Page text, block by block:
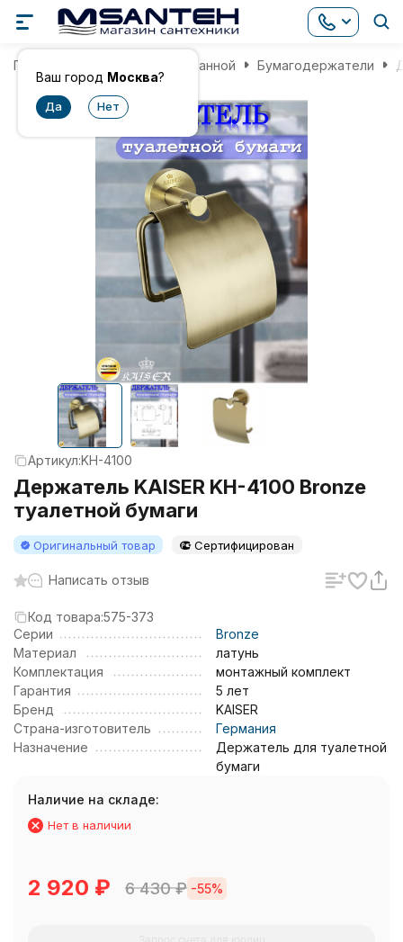
Ваш город Москва?
Главная Аксессуары для ванной Бумагодержатели
Артикул:KH-4100
Держатель KAISER KH-4100 Bronze
туалетной бумаги
Оригинальный товар Сертифицирован
Написать отзыв
Код товара:575-373
Серии
Bronze
Материал
латунь
Комплектация
монтажный комплект
Гарантия
5 лет
Бренд
KAISER
Страна-изготовитель
Германия
Назначение
Держатель для туалетной
бумаги
Наличие на складе:
Нет в наличии
2 920 ₽ 6 430₽ -55%